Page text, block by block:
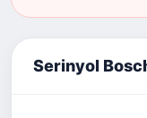
Serinyol